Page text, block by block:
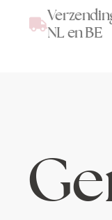
NL en BE